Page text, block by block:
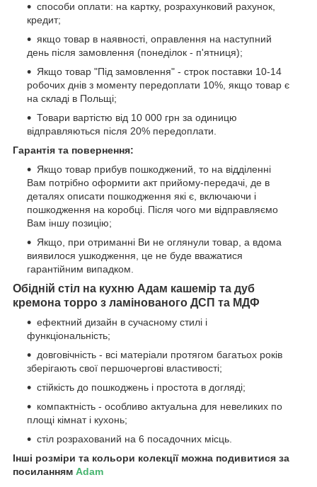
способи оплати: на картку, розрахунковий рахунок,
кредит;
якщо товар в наявності, оправлення на наступний
день після замовлення (понеділок - п'ятниця);
Якщо товар "Під замовлення" - строк поставки 10-14
робочих днів з моменту передоплати 10%, якщо товар є
на складі в Польщі;
Товари вартістю від 10 000 грн за одиницю
відправляються після 20% передоплати.
Гарантія та повернення:
Якщо товар прибув пошкоджений, то на відділенні
Вам потрібно оформити акт прийому-передачі, де в
деталях описати пошкодження які є, включаючи і
пошкодження на коробці. Після чого ми відправляємо
Вам іншу позицію;
Якщо, при отриманні Ви не оглянули товар, а вдома
виявилося ушкодження, це не буде вважатися
гарантійним випадком.
Обідній стіл на кухню Адам кашемір та дуб
кремона торро з ламінованого ДСП та МДФ
ефектний дизайн в сучасному стилі і
функціональність;
довговічність - всі матеріали протягом багатьох років
зберігають свої першочергові властивості;
стійкість до пошкоджень і простота в догляді;
компактність - особливо актуальна для невеликих по
площі кімнат і кухонь;
стіл розрахований на 6 посадочних місць.
Інші розміри та кольори колекції можна подивитися за
посиланням Adam